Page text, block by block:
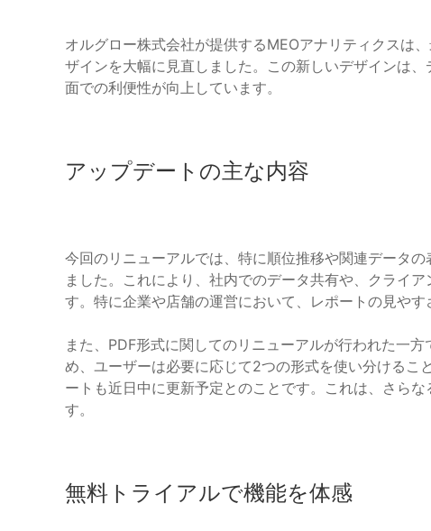
オルグロー株式会社が提供するMEOアナリティクスは
ザインを大幅に見直しました。この新しいデザインは
面での利便性が向上しています。
アップデートの主な内容
今回のリニューアルでは、特に順位推移や関連データ
ました。これにより、社内でのデータ共有や、クライ
す。特に企業や店舗の運営において、レポートの見やす
また、PDF形式に関してのリニューアルが行われた一
め、ユーザーは必要に応じて2つの形式を使い分けるこ
ートも近日中に更新予定とのことです。これは、さら
す。
無料トライアルで機能を体感